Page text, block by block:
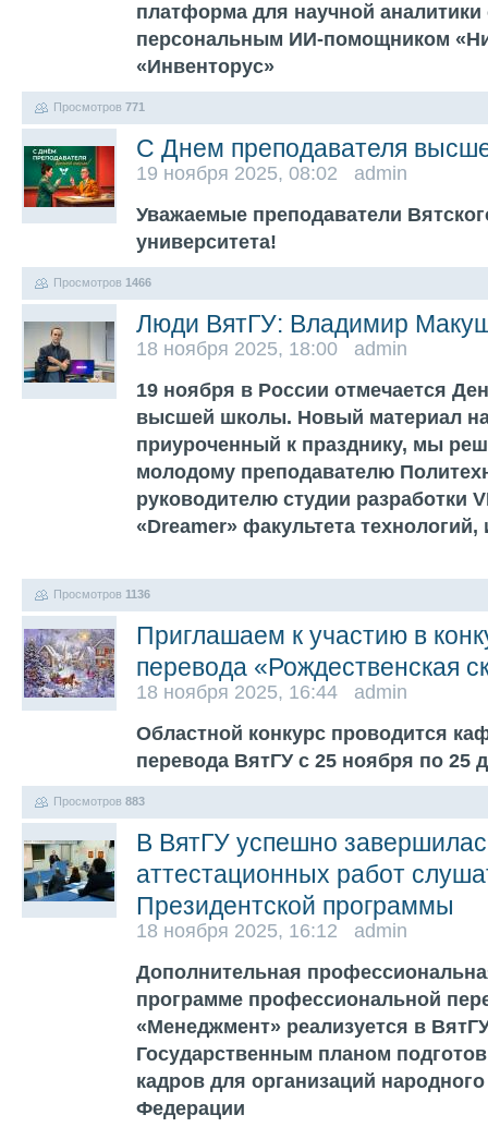
платформа для научной
персональным ИИ-помощником
«Инвенторус»
Просмотров 771
С Днем преподавателя
19 ноября 2025, 08:02 admin
Уважаемые преподаватели
университета!
Просмотров 1466
Люди ВятГУ: Владимир
18 ноября 2025, 18:00 admin
19 ноября в России отмечается
высшей школы. Новый материал
приуроченный к празднику, мы
молодому преподавателю
руководителю студии разработки
«Dreamer» факультета
Просмотров 1136
Приглашаем к участию в
перевода «Рождественская
18 ноября 2025, 16:44 admin
Областной конкурс проводится
перевода ВятГУ с 25 ноября по 25
Просмотров 883
В ВятГУ успешно
аттестационных работ
Президентской программы
18 ноября 2025, 16:12 admin
Дополнительная
программе профессиональной
«Менеджмент» реализуется в
Государственным планом
кадров для организаций
Федерации